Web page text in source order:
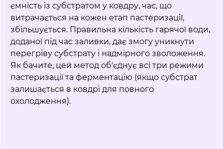
ємність із субстратом у ковдру, час, що
витрачається на кожен етап пастеризації,
збільшується. Правильна кількість гарячої води,
доданої під час заливки, дає змогу уникнути
перегріву субстрату і надмірного зволоження.
Як бачите, цей метод об'єднує всі три режими
пастеризації та ферментацію (якщо субстрат
залишається в ковдрі для повного
охолодження).